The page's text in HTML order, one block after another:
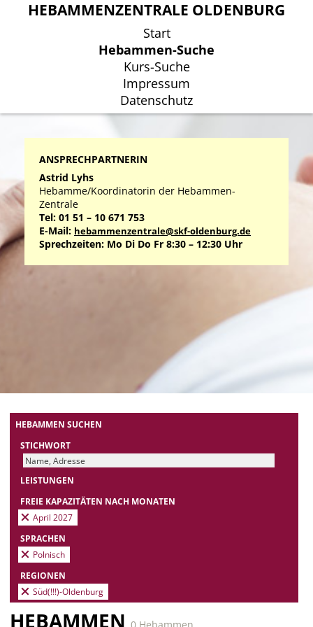
HEBAMMENZENTRALE OLDENBURG
Start
Hebammen-Suche
Kurs-Suche
Impressum
Datenschutz
HEBAMMENZENTRALE OLDENBURG
Start
Hebammen-Suche
Kurs-Suche
Impressum
Datenschutz
ANSPRECHPARTNERIN
Astrid Lyhs
Hebamme/Koordinatorin der Hebammen-
Zentrale
Tel: 01 51 – 10 671 753
E-Mail: hebammenzentrale@skf-oldenburg.de
Sprechzeiten: Mo Di Do Fr 8:30 – 12:30 Uhr
HEBAMMEN SUCHEN
STICHWORT
LEISTUNGEN
FREIE KAPAZITÄTEN NACH MONATEN
April 2027
SPRACHEN
Polnisch
REGIONEN
Süd(!!!)-Oldenburg
HEBAMMEN